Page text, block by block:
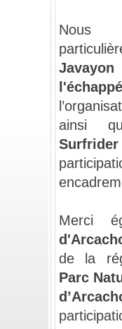
Javayon
ainsi
Surfrider
Merci
Parc